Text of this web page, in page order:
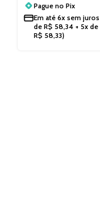
Pague no Pix
Em até 6x sem juros
de R$ 58,34 + 5x de
R$ 58,33)